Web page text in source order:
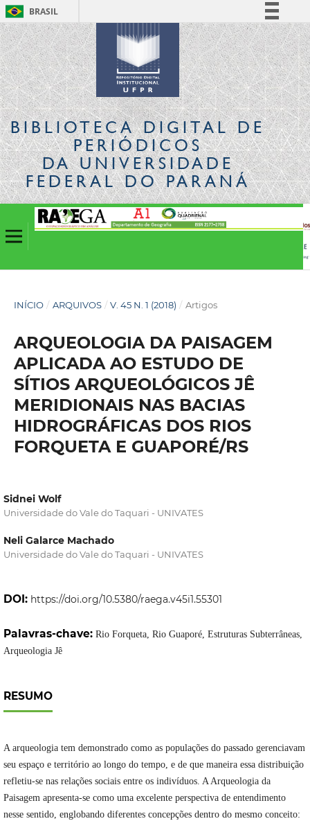
BRASIL
Simplifique!
Comunica BR
Participe
Acesso à informação
Legislação
Canais
BIBLIOTECA DIGITALDE
PERIÓDICOS
DA UNIVERSIDADE
FEDERAL DO PARANÁ
INÍCIO / ARQUIVOS / V. 45 N. 1 (2018) / Artigos
ARQUEOLOGIA DA PAISAGEM
APLICADA AO ESTUDO DE
SÍTIOS ARQUEOLÓGICOS JÊ
MERIDIONAIS NAS BACIAS
HIDROGRÁFICAS DOS RIOS
FORQUETA E GUAPORÉ/RS
Sidnei Wolf
Universidade do Vale do Taquari - UNIVATES
Neli Galarce Machado
Universidade do Vale do Taquari - UNIVATES
DOI: https://doi.org/10.5380/raega.v45i1.55301
Palavras-chave: Rio Forqueta, Rio Guaporé, Estruturas Subterrâneas,
Arqueologia Jê
RESUMO
A arqueologia tem demonstrado como as populações do passado gerenciavam
seu espaço e território ao longo do tempo, e de que maneira essa distribuição
refletiu-se nas relações sociais entre os indivíduos. A Arqueologia da
Paisagem apresenta-se como uma excelente perspectiva de entendimento
nesse sentido, englobando diferentes concepções dentro do mesmo conceito: